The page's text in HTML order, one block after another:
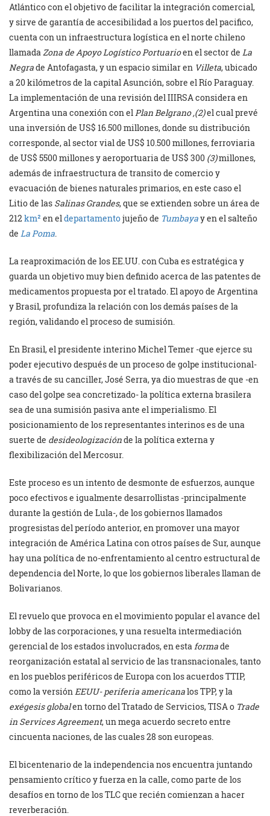
Atlántico con el objetivo de facilitar la integración comercial,
y sirve de garantía de accesibilidad a los puertos del pacifico,
cuenta con un infraestructura logística en el norte chileno
llamadaZona de Apoyo Logístico Portuarioen el sector de La
Negrade Antofagasta, y un espacio similar en Villeta, ubicado
a 20 kilómetros de la capital Asunción, sobre el Río Paraguay.
La implementación de una revisión del IIIRSA considera en
Argentina una conexión con elPlan Belgrano ,(2)el cual prevé
una inversión de US$ 16.500 millones, donde su distribución
corresponde, al sector vial de US$ 10.500 millones, ferroviaria
de US$ 5500 millones y aeroportuaria de US$ 300 (3)millones,
además de infraestructura de transito de comercio y
evacuación de bienes naturales primarios, en este caso el
Litio de las Salinas Grandes, que se extienden sobre un área de
212 km² en eldepartamentojujeño de Tumbayay en el salteño
de La Poma.
La reaproximación de los EE.UU. con Cuba es estratégica y
guarda un objetivo muy bien definido acerca de las patentes de
medicamentos propuesta por el tratado. El apoyo de Argentina
y Brasil, profundiza la relación con los demás países de la
región, validando el proceso de sumisión.
En Brasil, el presidente interino Michel Temer -que ejerce su
poder ejecutivo después de un proceso de golpe institucional-
a través de su canciller, José Serra, ya dio muestras de que -en
caso del golpe sea concretizado- la política externa brasilera
sea de una sumisión pasiva ante el imperialismo. El
posicionamiento de los representantes interinos es de una
suerte de desideologizaciónde la política externa y
flexibilización del Mercosur.
Este proceso es un intento de desmonte de esfuerzos, aunque
poco efectivos e igualmente desarrollistas -principalmente
durante la gestión de Lula-, de los gobiernos llamados
progresistas del período anterior, en promover una mayor
integración de América Latina con otros países de Sur, aunque
hay una política de no-enfrentamiento al centro estructural de
dependencia del Norte, lo que los gobiernos liberales llaman de
Bolivarianos.
El revuelo que provoca en el movimiento popular el avance del
lobby de las corporaciones, y una resuelta intermediación
gerencial de los estados involucrados, en estaformade
reorganización estatal al servicio de las transnacionales, tanto
en los pueblos periféricos de Europa con los acuerdos TTIP,
como la versiónEEUU- periferia americanalos TPP, y la
exégesis globalen torno del Tratado de Servicios, TISA o Trade
in Services Agreement, un mega acuerdo secreto entre
cincuenta naciones, de las cuales 28 son europeas.
El bicentenario de la independencia nos encuentra juntando
pensamiento crítico y fuerza en la calle, como parte de los
desafíos en torno de los TLC que recién comienzan a hacer
reverberación.